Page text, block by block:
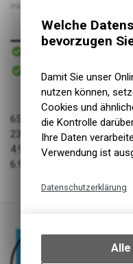
inkl. MwSt., zzgl. Versandkosten
Sofort verfügbar
Abholung NaturNah GmbH
65.1% Rohprotein
23.4% Rohfett
4.9% Rohasche
6.9% Feuchtigkeit
Welche
bevorzugen
Damit Sie unser
nutzen können,
Cookies und
die Kontrolle
Ihre Daten
Verwendung ist
Datenschutzerklärung